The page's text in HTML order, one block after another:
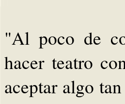
"Al poco de
hacer teatro
aceptar algo